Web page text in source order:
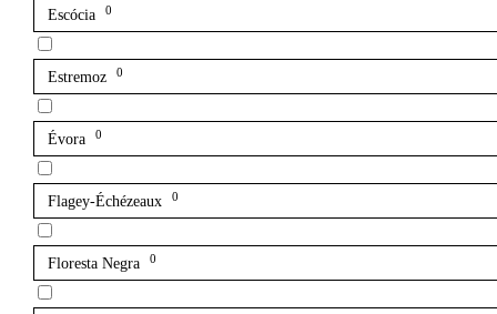
Escócia 0
Estremoz 0
Évora 0
Flagey-Échézeaux 0
Floresta Negra 0